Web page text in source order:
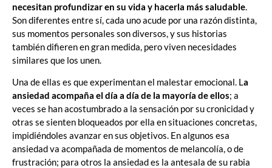
necesitan profundizar en su vida y hacerla más saludable
Son diferentes entre sí, cada uno acude por una razón distinta,
sus momentos personales son diversos, y sus historias
también difieren en gran medida, pero viven necesidades
similares que los unen.
Una de ellas es que experimentan el malestar emocional. La
ansiedad acompaña el día a día de la mayoría de ellos; a
veces se han acostumbrado a la sensación por su cronicidad y
otras se sienten bloqueados por ella en situaciones concretas,
impidiéndoles avanzar en sus objetivos. En algunos esa
ansiedad va acompañada de momentos de melancolía, o de
frustración; para otros la ansiedad es la antesala de su rabia